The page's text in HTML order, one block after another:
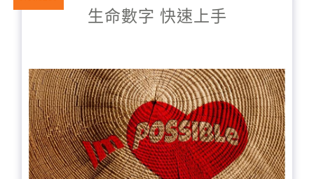
生命數字 快速上手